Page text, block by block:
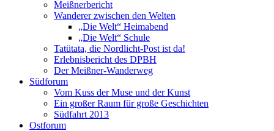
Meißnerbericht
Wanderer zwischen den Welten
„Die Welt“ Heimabend
„Die Welt“ Schule
Tatütata, die Nordlicht-Post ist da!
Erlebnisbericht des DPBH
Der Meißner-Wanderweg
Südforum
Vom Kuss der Muse und der Kunst
Ein großer Raum für große Geschichten
Südfahrt 2013
Ostforum